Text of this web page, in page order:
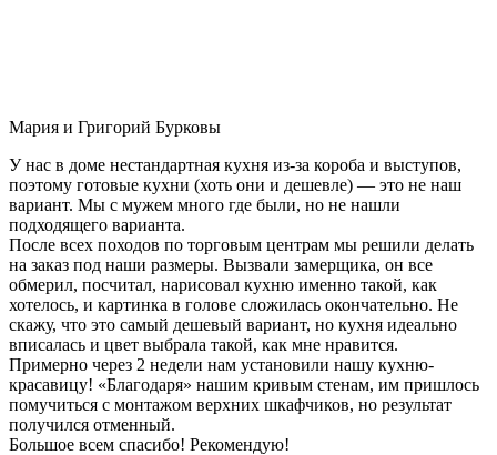
Мария и Григорий Бурковы
У нас в доме нестандартная кухня из-за короба и выступов,
поэтому готовые кухни (хоть они и дешевле) — это не наш
вариант. Мы с мужем много где были, но не нашли
подходящего варианта.
После всех походов по торговым центрам мы решили делать
на заказ под наши размеры. Вызвали замерщика, он все
обмерил, посчитал, нарисовал кухню именно такой, как
хотелось, и картинка в голове сложилась окончательно. Не
скажу, что это самый дешевый вариант, но кухня идеально
вписалась и цвет выбрала такой, как мне нравится.
Примерно через 2 недели нам установили нашу кухню-
красавицу! «Благодаря» нашим кривым стенам, им пришлось
помучиться с монтажом верхних шкафчиков, но результат
получился отменный.
Большое всем спасибо! Рекомендую!